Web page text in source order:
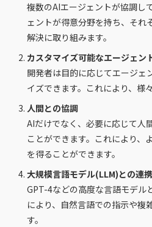
複数のAIエージェントが協調し
ェントが得意分野を持ち、それ
解決に取り組みます。
カスタマイズ可能なエージェン
開発者は目的に応じてエージェ
イズできます。これにより、様
人間との協調
AIだけでなく、必要に応じて人
ことができます。これにより、
を得ることができます。
大規模言語モデル(LLM)との連携
GPT-4などの高度な言語モデル
により、自然言語での指示や複
す。